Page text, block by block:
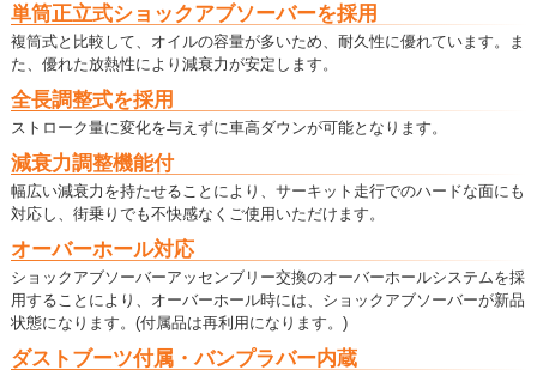
単筒正立式ショックアブソーバーを採用
複筒式と比較して、オイルの容量が多いため、耐久性に優れています。ま
た、優れた放熱性により減衰力が安定します。
全長調整式を採用
ストローク量に変化を与えずに車高ダウンが可能となります。
減衰力調整機能付
幅広い減衰力を持たせることにより、サーキット走行でのハードな面にも
対応し、街乗りでも不快感なくご使用いただけます。
オーバーホール対応
ショックアブソーバーアッセンブリー交換のオーバーホールシステムを採
用することにより、オーバーホール時には、ショックアブソーバーが新品
状態になります。(付属品は再利用になります。)
ダストブーツ付属・バンプラバー内蔵